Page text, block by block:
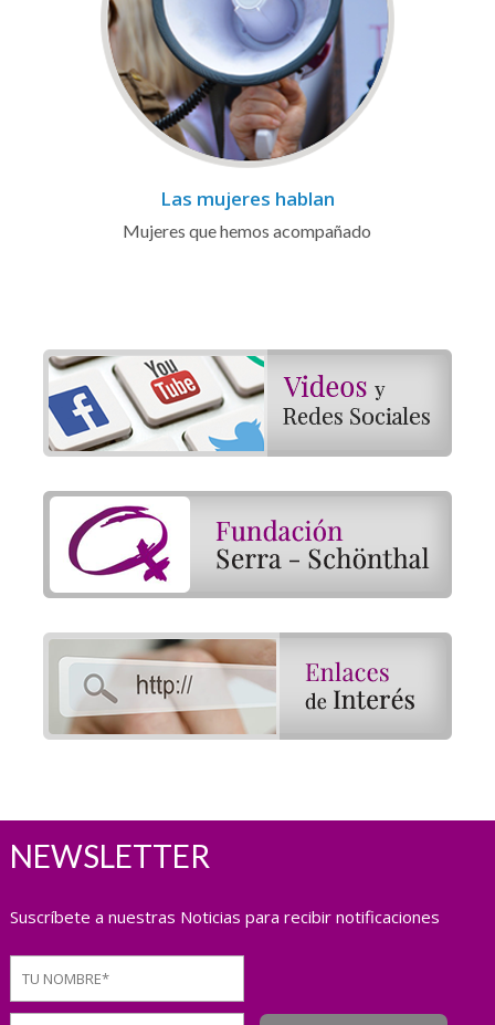
Las mujeres hablan
Mujeres que hemos acompañado
NEWSLETTER
Suscríbete a nuestras Noticias para recibir notificaciones